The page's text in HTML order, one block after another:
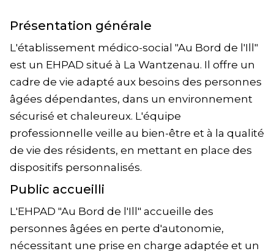
Présentation générale
L'établissement médico-social "Au Bord de l'Ill"
est un EHPAD situé à La Wantzenau. Il offre un
cadre de vie adapté aux besoins des personnes
âgées dépendantes, dans un environnement
sécurisé et chaleureux. L'équipe
professionnelle veille au bien-être et à la qualité
de vie des résidents, en mettant en place des
dispositifs personnalisés.
Public accueilli
L'EHPAD "Au Bord de l'Ill" accueille des
personnes âgées en perte d'autonomie,
nécessitant une prise en charge adaptée et un